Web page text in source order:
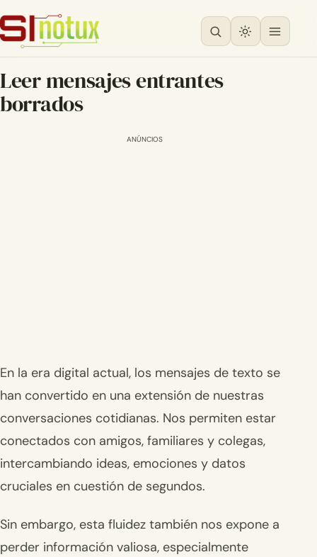
Leer mensajes entrantes
borrados
ANÚNCIOS
En la era digital actual, los mensajes de texto se
han convertido en una extensión de nuestras
conversaciones cotidianas. Nos permiten estar
conectados con amigos, familiares y colegas,
intercambiando ideas, emociones y datos
cruciales en cuestión de segundos.
Sin embargo, esta fluidez también nos expone a
perder información valiosa, especialmente